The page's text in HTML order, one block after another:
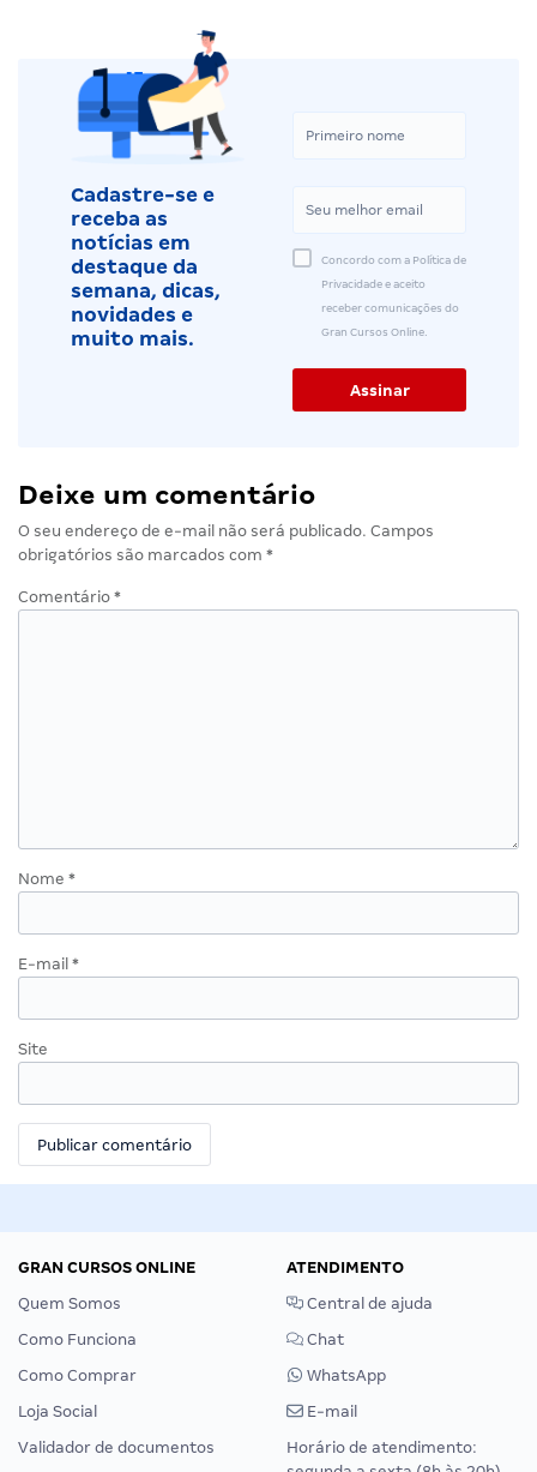
Cadastre-se e
receba as
notícias em
destaque da
semana, dicas,
novidades e
muito mais.
Concordo com a Política de
Privacidade e aceito
receber comunicações do
Gran Cursos Online.
Deixe um comentário
O seu endereço de e-mail não será publicado. Campos
obrigatórios são marcados com *
Comentário *
Nome *
E-mail *
Site
GRAN CURSOS ONLINE
Quem Somos
Como Funciona
Como Comprar
Loja Social
Validador de documentos
ATENDIMENTO
Central de ajuda
Chat
WhatsApp
E-mail
Horário de atendimento: